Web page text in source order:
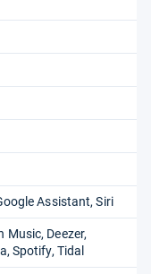
Assistant Siri
Music Deezer
Spotify Tidal